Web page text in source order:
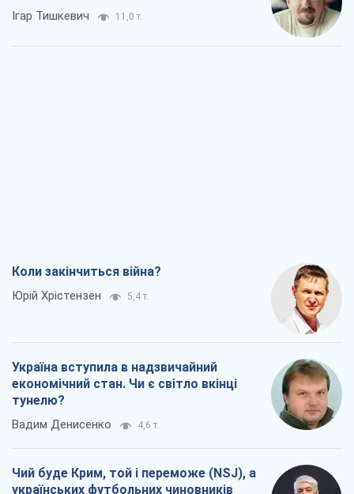
Ігар Тишкевич 11,0 т.
Коли закінчиться війна?
Юрій Хрістензен 5,4 т.
Україна вступила в надзвичайний
економічний стан. Чи є світло вкінці
тунелю?
Вадим Денисенко 4,6 т.
Чий буде Крим, той і переможе (NSJ), а
українських футбольних чиновників